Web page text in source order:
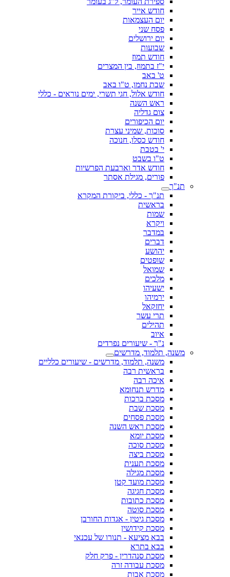
חודש אייר
יום העצמאות
פסח שני
יום ירושלים
שבועות
חודש תמוז
י"ז בתמוז, בין המצרים
ט' באב
שבת נחמו, ט"ו באב
חודש אלול, חגי תשרי, ימים נוראים - כללי
ראש השנה
צום גדליה
יום הכיפורים
סוכות, שמיני עצרת
חודש כסלו, חנוכה
י' בטבת
ט"ו בשבט
חודש אדר וארבעת הפרשיות
פורים, מגילת אסתר
תנ"ך
תנ"ך - כללי, ביקורת המקרא
בראשית
שמות
ויקרא
במדבר
דברים
יהושע
שופטים
שמואל
מלכים
ישעיהו
ירמיהו
יחזקאל
תרי עשר
תהילים
איוב
נ"ך - שיעורים נפרדים
משנה, תלמוד, מדרשים
משנה, תלמוד, מדרשים - שיעורים כלליים
בראשית רבה
איכה רבה
מדרש תנחומא
מסכת ברכות
מסכת שבת
מסכת פסחים
מסכת ראש השנה
מסכת יומא
מסכת סוכה
מסכת ביצה
מסכת תענית
מסכת מגילה
מסכת מועד קטן
מסכת חגיגה
מסכת כתובות
מסכת סוטה
מסכת גיטין - אגדות החורבן
מסכת קידושין
בבא מציעא - תנורו של עכנאי
בבא בתרא
מסכת סנהדרין - פרק חלק
מסכת עבודה זרה
מסכת אבות